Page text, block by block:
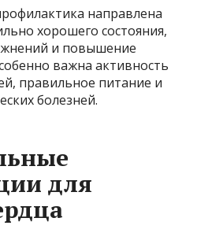
направлена
хорошего состояния,
и повышение
важна активность
правильное питание и
болезней.
для